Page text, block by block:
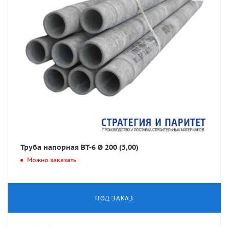
Труба напорная ВТ-6 Ø 200 (5,00)
Можно заказать
ПОД ЗАКАЗ